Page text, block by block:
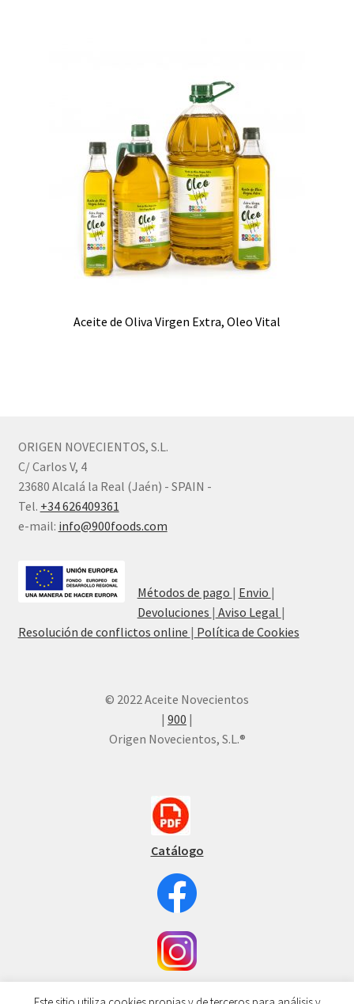
Aceite de Oliva Virgen Extra, Oleo Vital
ORIGEN NOVECIENTOS, S.L.
C/ Carlos V, 4
23680 Alcalá la Real (Jaén) - SPAIN -
Tel. +34 626409361
e-mail: info@900foods.com
Métodos de pago | Envio |
Devoluciones | Aviso Legal |
Resolución de conflictos online | Política de Cookies
© 2022 Aceite Novecientos
| 900 |
Origen Novecientos, S.L.®
Catálogo